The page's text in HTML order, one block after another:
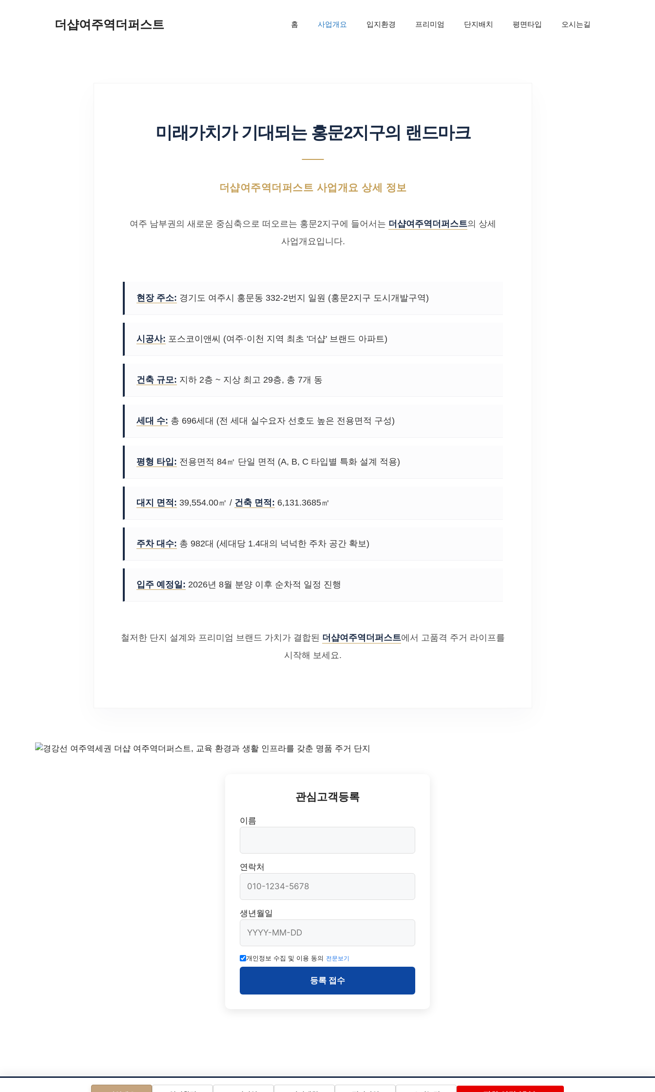
더샵여주역더퍼스트 홈 사업개요 입지환경 프리미엄 단지배치 평면타입 오시는길
미래가치가 기대되는 홍문2지구의 랜드마크
더샵여주역더퍼스트 사업개요 상세 정보
여주 남부권의 새로운 중심축으로 떠오르는 홍문2지구에 들어서는 더샵여주역더퍼스트의 상세
사업개요입니다.
현장 주소: 경기도 여주시 홍문동 332-2번지 일원 (홍문2지구 도시개발구역)
시공사: 포스코이앤씨 (여주·이천 지역 최초 '더샵' 브랜드 아파트)
건축 규모: 지하 2층 ~ 지상 최고 29층, 총 7개 동
세대 수: 총 696세대 (전 세대 실수요자 선호도 높은 전용면적 구성)
평형 타입: 전용면적 84㎡ 단일 면적 (A, B, C 타입별 특화 설계 적용)
대지 면적: 39,554.00㎡ / 건축 면적: 6,131.3685㎡
주차 대수: 총 982대 (세대당 1.4대의 넉넉한 주차 공간 확보)
입주 예정일: 2026년 8월 분양 이후 순차적 일정 진행
철저한 단지 설계와 프리미엄 브랜드 가치가 결합된 더샵여주역더퍼스트에서 고품격 주거 라이프를
시작해 보세요.
관심고객등록
이름
연락처
생년월일
개인정보 수집 및 이용 동의 전문보기
등록 접수